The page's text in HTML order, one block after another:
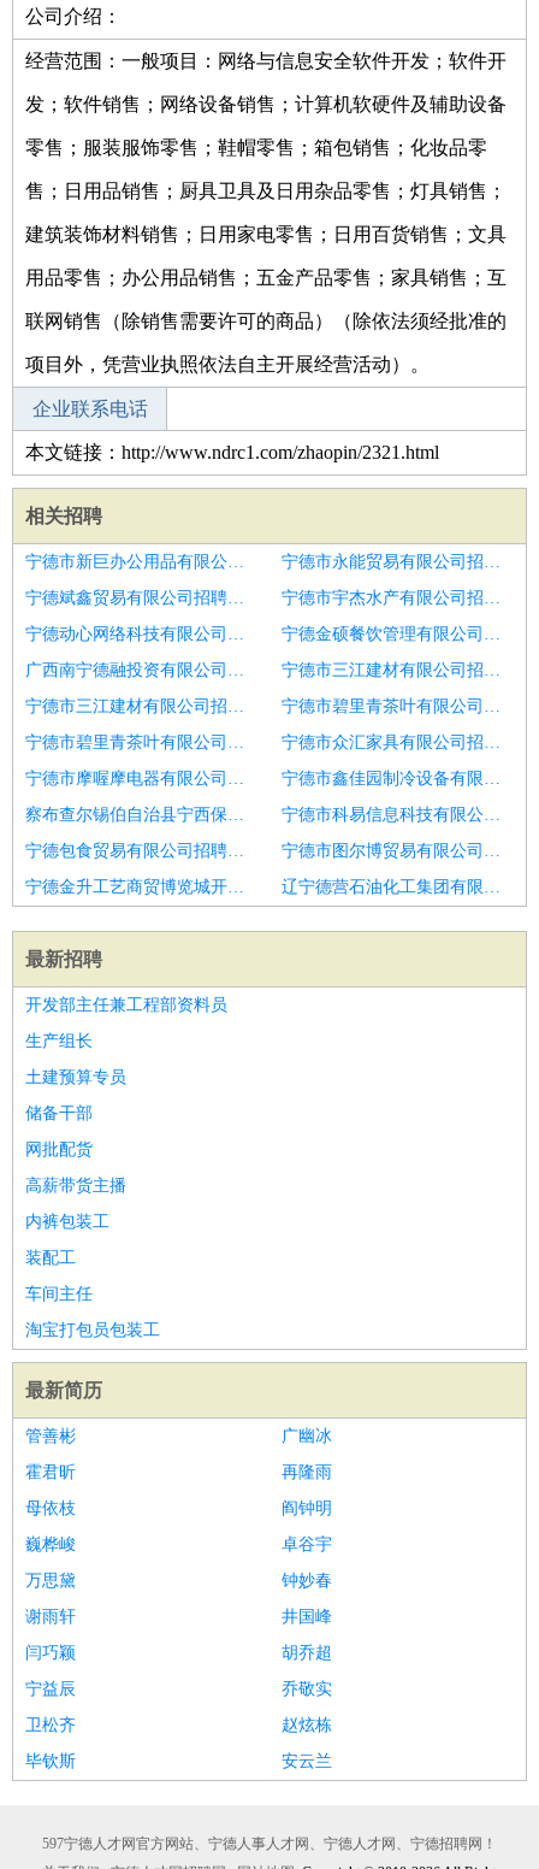
公司类型
公司介绍：
经营范围：一般项目：网络与信息安全软件开发；软件开
发；软件销售；网络设备销售；计算机软硬件及辅助设备
零售；服装服饰零售；鞋帽零售；箱包销售；化妆品零
售；日用品销售；厨具卫具及日用杂品零售；灯具销售；
建筑装饰材料销售；日用家电零售；日用百货销售；文具
用品零售；办公用品销售；五金产品零售；家具销售；互
联网销售（除销售需要许可的商品）（除依法须经批准的
项目外，凭营业执照依法自主开展经营活动）。
企业联系电话
本文链接：http://www.ndrc1.com/zhaopin/2321.html
相关招聘
宁德市新巨办公用品有限公司招聘emc测试工程师
宁德市永能贸易有限公司招聘软件测试工程师
宁德斌鑫贸易有限公司招聘香河县测试工程师
宁德市宇杰水产有限公司招聘云服务测试工程师
宁德动心网络科技有限公司招聘电池测试工程师
宁德金硕餐饮管理有限公司招聘软件及EOL测试工程师
广西南宁德融投资有限公司招聘测试分析工程师
宁德市三江建材有限公司招聘安全测试工程师
宁德市三江建材有限公司招聘安全测试工程师
宁德市碧里青茶叶有限公司招聘高级测试工程师
宁德市碧里青茶叶有限公司招聘高级测试工程师
宁德市众汇家具有限公司招聘手机游戏测试工程师实习生
宁德市摩喔摩电器有限公司招聘实习生
宁德市鑫佳园制冷设备有限公司招聘高级软件测试工程师
察布查尔锡伯自治县宁西保安服务有限责任公司招聘测试工程师
宁德市科易信息科技有限公司招聘高级测试工程师
宁德包食贸易有限公司招聘自动驾驶测试工程师
宁德市图尔博贸易有限公司招聘测试工程师
宁德金升工艺商贸博览城开发建设有限责任公司招聘高级测试工程师
辽宁德营石油化工集团有限公司招聘高级测试工程师
最新招聘
开发部主任兼工程部资料员
生产组长
土建预算专员
储备干部
网批配货
高薪带货主播
内裤包装工
装配工
车间主任
淘宝打包员包装工
最新简历
管善彬
广幽冰
霍君昕
再隆雨
母依枝
阎钟明
巍桦峻
卓谷宇
万思黛
钟妙春
谢雨轩
井国峰
闫巧颖
胡乔超
宁益辰
乔敬实
卫松齐
赵炫栋
毕钦斯
安云兰
597宁德人才网官方网站、宁德人事人才网、宁德人才网、宁德招聘网！